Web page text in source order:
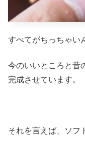
すべてがちっちゃい
今のいいところと昔
完成させています。
それを言えば、ソフ